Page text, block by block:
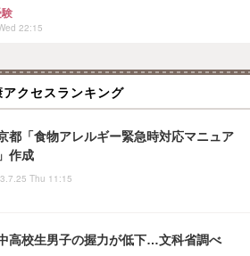
22:15
アクセスランキング
都「食物アレルギー緊急時対応マニュア
作成
Thu 11:15
高校生男子の握力が低下…文科省調べ